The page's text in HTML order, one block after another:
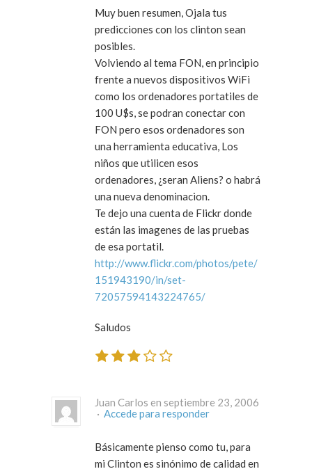
Muy buen resumen, Ojala tus
predicciones con los clinton sean
posibles.
Volviendo al tema FON, en principio
frente a nuevos dispositivos WiFi
como los ordenadores portatiles de
100 U$s, se podran conectar con
FON pero esos ordenadores son
una herramienta educativa, Los
niños que utilicen esos
ordenadores, ¿seran Aliens? o habrá
una nueva denominacion.
Te dejo una cuenta de Flickr donde
están las imagenes de las pruebas
de esa portatil.
http://www.flickr.com/photos/pete/
151943190/in/set-
72057594143224765/
Saludos
Juan Carlos en septiembre 23, 2006
· Accede para responder
Básicamente pienso como tu, para
mi Clinton es sinónimo de calidad en